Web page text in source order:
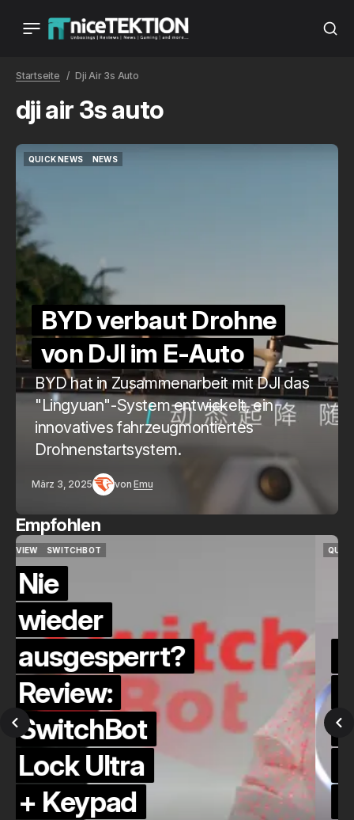
Startseite Dji Air 3s Auto
dji air 3s auto
QUICK NEWS
NEWS
BYD verbaut Drohne
von DJI im E-Auto
BYD hat in Zusammenarbeit mit DJI das
"Lingyuan"-System entwickelt, ein
innovatives fahrzeugmontiertes
Drohnenstartsystem.
März 3, 2025 von Emu
Empfohlen
QUICKCHECK
Die Alexa-
Alternative?
QuickCheck:
Home
Assistant